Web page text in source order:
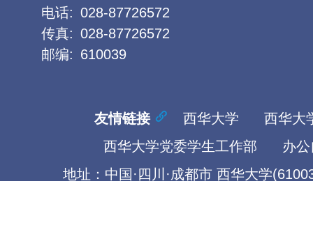
电话: 028-87726572
传真: 028-87726572
邮编: 610039
友情链接 西华大学
西华大
西华大学党委学生工作部
办
地址：中国·四川·成都市 西华大学